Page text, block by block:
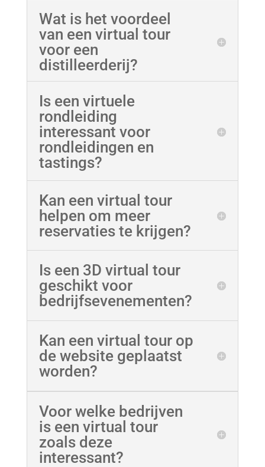
Wat is het voordeel
van een virtual tour
voor een
distilleerderij?
Is een virtuele
rondleiding
interessant voor
rondleidingen en
tastings?
Kan een virtual tour
helpen om meer
reservaties te krijgen?
Is een 3D virtual tour
geschikt voor
bedrijfsevenementen?
Kan een virtual tour op
de website geplaatst
worden?
Voor welke bedrijven
is een virtual tour
zoals deze
interessant?